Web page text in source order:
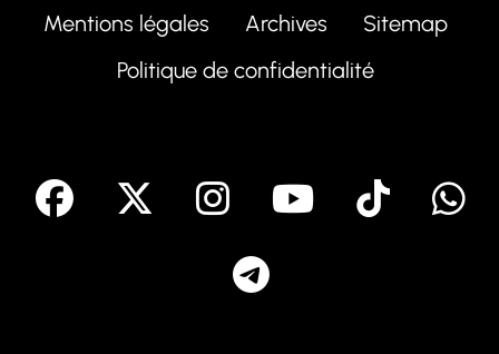
Mentions légales Archives
Sitemap
Politique de confidentialité
facebook Instagram
Youtube
Tik